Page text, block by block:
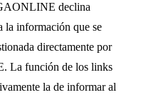
declina
la información que se
directamente por
función de los links
la de informar al